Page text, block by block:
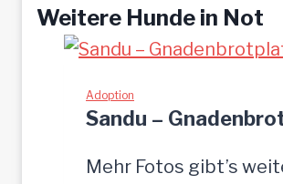
Weitere Hunde in Not
Adoption
Sandu –
Mehr Fotos gibt’s